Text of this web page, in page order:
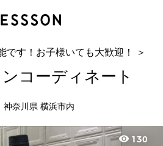
ッションコーディネート
です！お子様いても大歓迎！ ＞
コーディネート
神奈川県 横浜市内
visibility 130